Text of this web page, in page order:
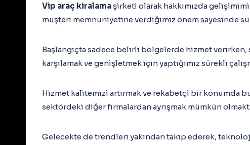
Vip araç kiralamaşirketi olarak hakkımızda
müşteri memnuniyetine verdiğimiz önem sayesinde
Başlangıçta sadece belirli bölgelerde hizmet
karşılamak ve genişletmek için yaptığımız sürekli
Hizmet kalitemizi artırmak ve rekabetçi bir konumda
sektördeki diğer firmalardan ayrışmak mümkün
Gelecekte de trendleri yakından takip ederek,